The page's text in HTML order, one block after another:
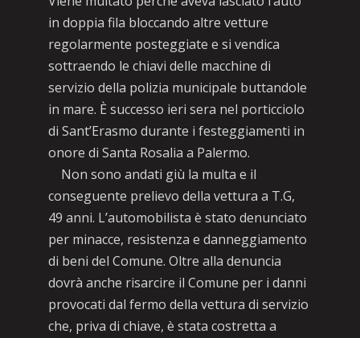
in doppia fila bloccando altre vetture
regolarmente posteggiate e si vendica
sottraendo le chiavi delle macchine di
servizio della polizia municipale buttandole
in mare. È successo ieri sera nel porticciolo
di Sant’Erasmo durante i festeggiamenti in
onore di Santa Rosalia a Palermo.
Non sono andati giù la multa e il
conseguente prelievo della vettura a T.G,
49 anni. L’automobilista è stato denunciato
per minacce, resistenza e danneggiamento
di beni del Comune. Oltre alla denuncia
dovrà anche risarcire il Comune per i danni
provocati dal fermo della vettura di servizio
che, priva di chiave, è stata costretta a